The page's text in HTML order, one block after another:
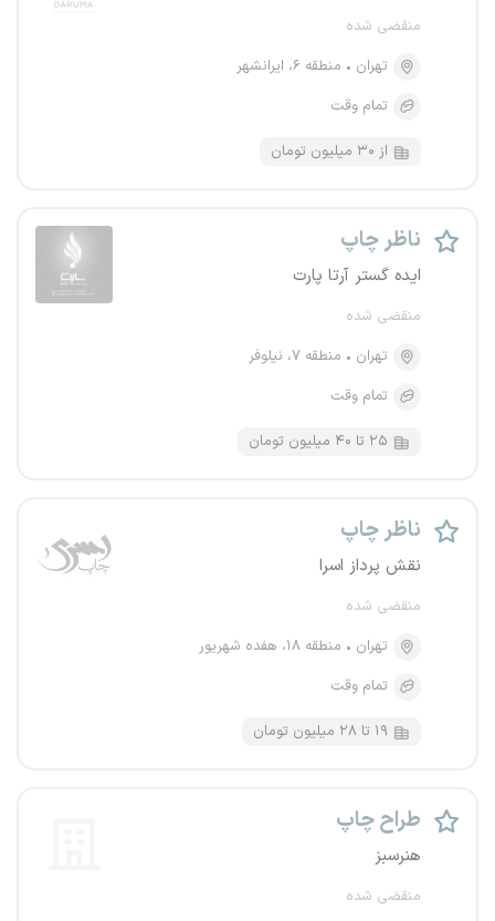
منقضی شده
تهران
منطقه ۶، ایرانشهر
تمام وقت
از ۳۰ میلیون تومان
ناظر چاپ
ایده گستر آرتا پارت
منقضی شده
تهران
منطقه ۷، نیلوفر
تمام وقت
۲۵ تا ۴۰ میلیون تومان
ناظر چاپ
نقش پرداز اسرا
منقضی شده
تهران
منطقه ۱۸، هفده شهریور
تمام وقت
۱۹ تا ۲۸ میلیون تومان
طراح چاپ
هنرسبز
منقضی شده